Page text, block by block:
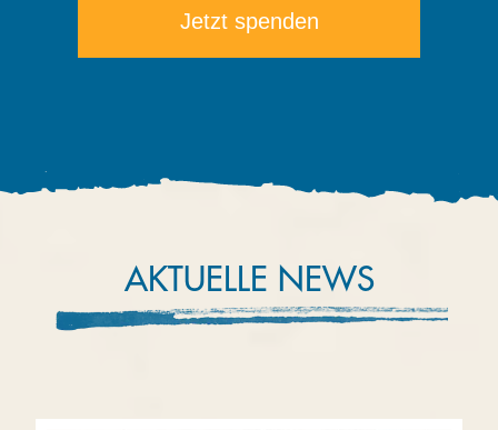
AKTUELLE NEWS